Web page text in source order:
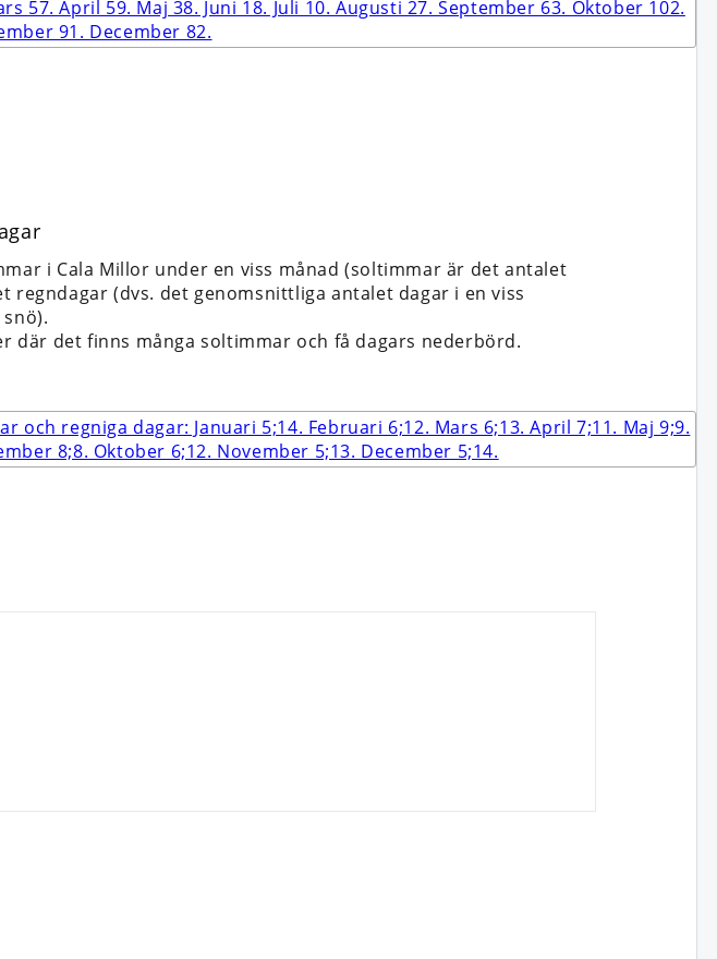
i Cala Millor under en viss månad (soltimmar är det antalet
(dvs. det genomsnittliga antalet dagar i en viss
där det finns många soltimmar och få dagars nederbörd.